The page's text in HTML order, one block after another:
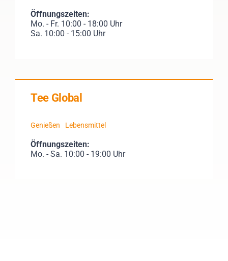
Öffnungszeiten:
Mo. - Fr. 10:00 - 18:00 Uhr
Sa. 10:00 - 15:00 Uhr
Tee Global
Genießen Lebensmittel
Öffnungszeiten:
Mo. - Sa. 10:00 - 19:00 Uhr